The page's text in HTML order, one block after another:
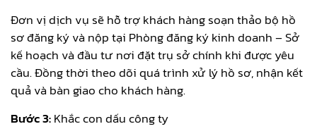
Đơn vị dịch vụ sẽ hỗ trợ khách hàng soạn thảo bộ hồ
sơ đăng ký và nộp tại Phòng đăng ký kinh doanh – Sở
kế hoạch và đầu tư nơi đặt trụ sở chính khi được yêu
cầu. Đồng thời theo dõi quá trình xử lý hồ sơ, nhận kết
quả và bàn giao cho khách hàng.
Bước 3:Khắc con dấu công ty